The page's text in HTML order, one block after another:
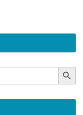
Search Button